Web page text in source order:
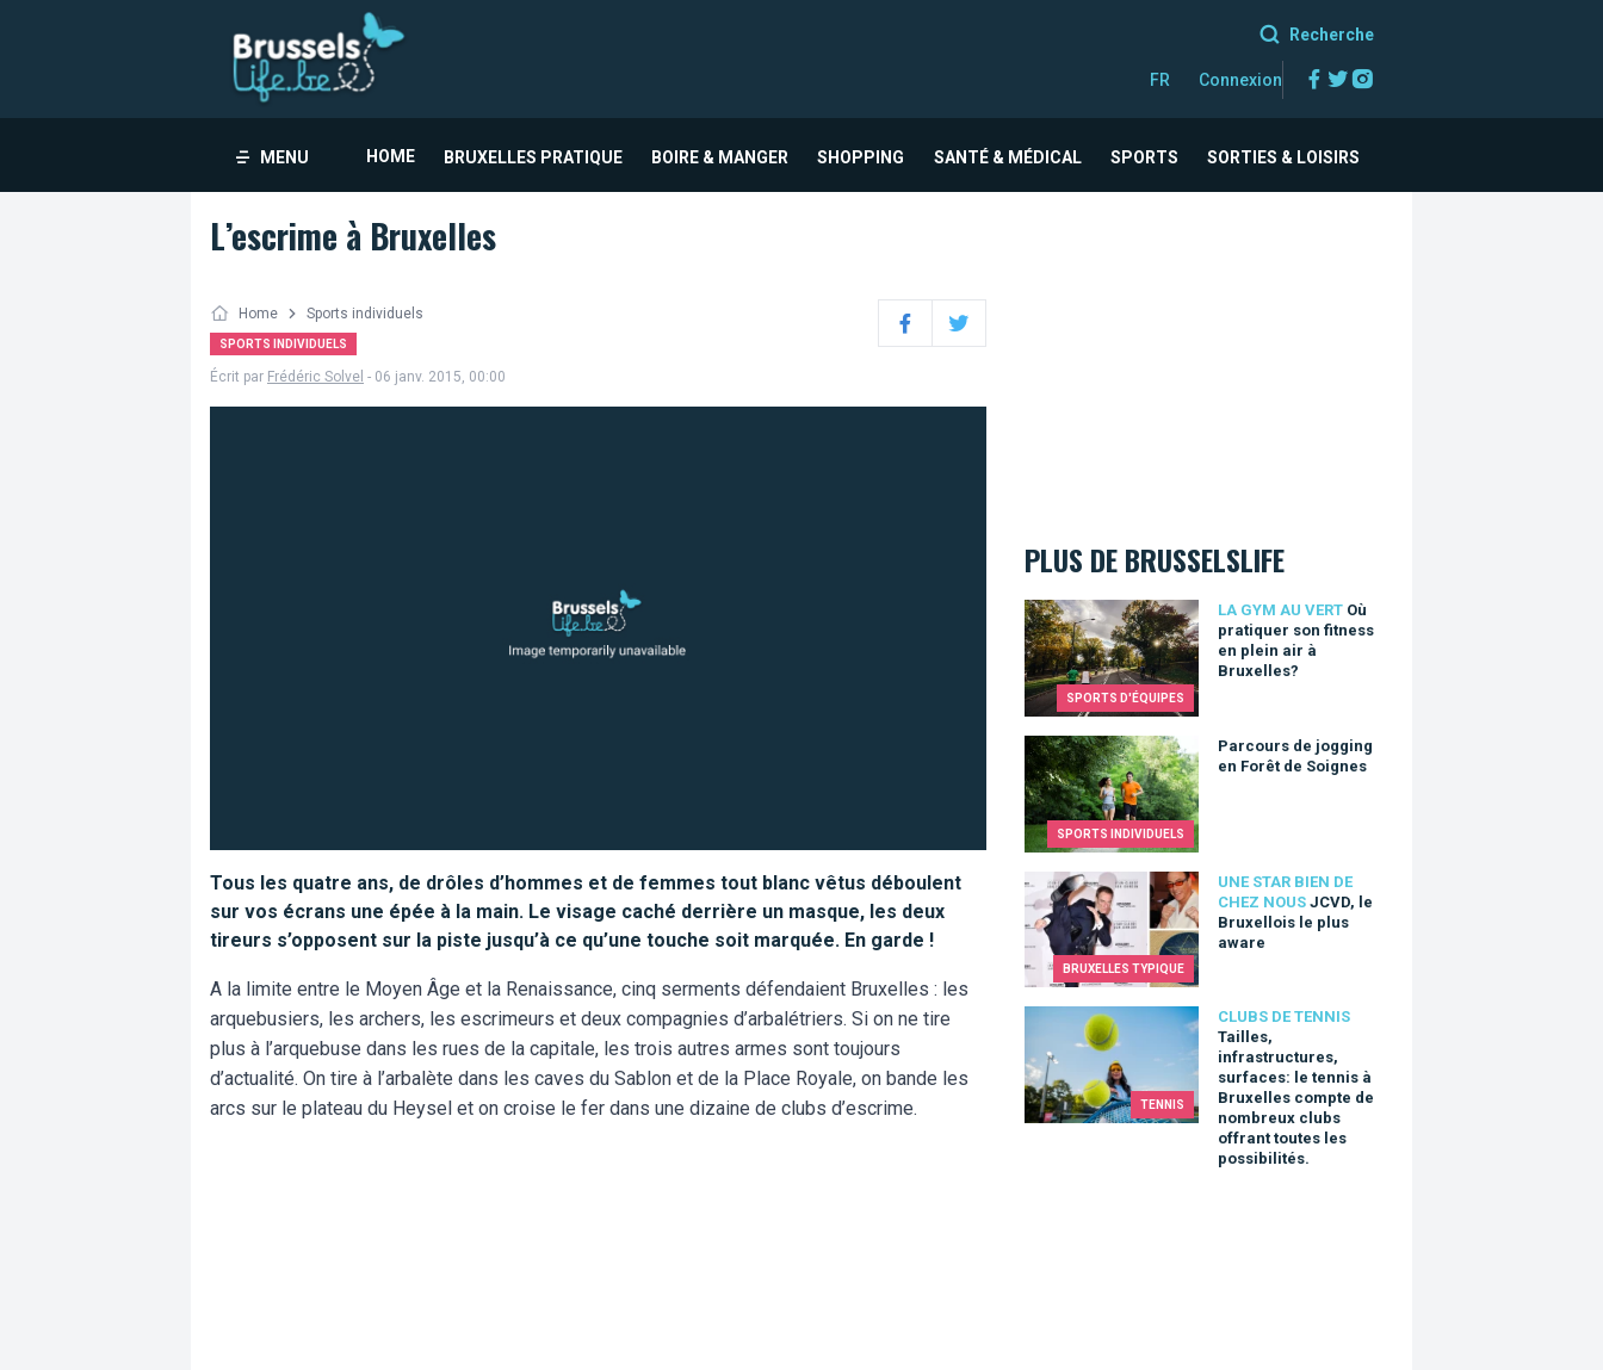
Recherche
FR Connexion Facebook
Twitter
MENU HOME BRUXELLES PRATIQUE BOIRE & MANGER SHOPPING SANTÉ & MÉDICAL SPORTS SORTIES & LOISIRS
L’escrime à Bruxelles
Home Sports individuels
SPORTS INDIVIDUELS FacebookTwitter
Écrit par Frédéric Solvel - 06 janv. 2015, 00:00
Tous les quatre ans, de drôles d’hommes et de femmes tout blanc vêtus déboulent
sur vos écrans une épée à la main. Le visage caché derrière un masque, les deux
tireurs s’opposent sur la piste jusqu’à ce qu’une touche soit marquée. En garde !
A la limite entre le Moyen Âge et la Renaissance, cinq serments défendaient Bruxelles : les
arquebusiers, les archers, les escrimeurs et deux compagnies d’arbalétriers. Si on ne tire
plus à l’arquebuse dans les rues de la capitale, les trois autres armes sont toujours
d’actualité. On tire à l’arbalète dans les caves du Sablon et de la Place Royale, on bande les
arcs sur le plateau du Heysel et on croise le fer dans une dizaine de clubs d’escrime.
PLUS DE BRUSSELSLIFE
SPORTS D'ÉQUIPES
LA GYM AU VERT Où
pratiquer son fitness
en plein air à
Bruxelles?
Où pratiquer son fitness en plein air à Bruxelles?
SPORTS INDIVIDUELS
Parcours de jogging
en Forêt de Soignes
Parcours de jogging en Forêt de Soignes
BRUXELLES TYPIQUE
UNE STAR BIEN DE
CHEZ NOUS JCVD, le
Bruxellois le plus
aware
JCVD, le Bruxellois le plus aware
TENNIS
CLUBS DE TENNIS
Tailles,
infrastructures,
surfaces: le tennis à
Bruxelles compte de
nombreux clubs
offrant toutes les
possibilités.
Tailles, infrastructures, surfaces: le tennis à Bruxelles compte de